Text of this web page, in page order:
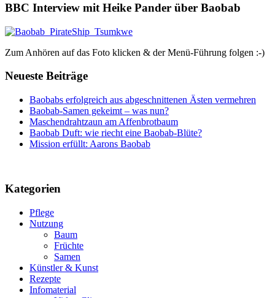
BBC Interview mit Heike Pander über Baobab
Zum Anhören auf das Foto klicken & der Menü-Führung folgen :-)
Neueste Beiträge
Baobabs erfolgreich aus abgeschnittenen Ästen vermehren
Baobab-Samen gekeimt – was nun?
Maschendrahtzaun am Affenbrotbaum
Baobab Duft: wie riecht eine Baobab-Blüte?
Mission erfüllt: Aarons Baobab
Kategorien
Pflege
Nutzung
Baum
Früchte
Samen
Künstler & Kunst
Rezepte
Infomaterial